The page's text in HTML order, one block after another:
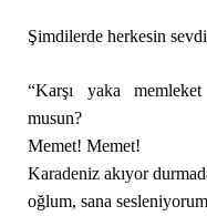
Şimdilerde herkesin
“Karşı yaka
musun?
Memet! Memet!
Karadeniz akıyor
oğlum, sana